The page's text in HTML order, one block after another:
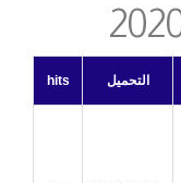
التحميل hits